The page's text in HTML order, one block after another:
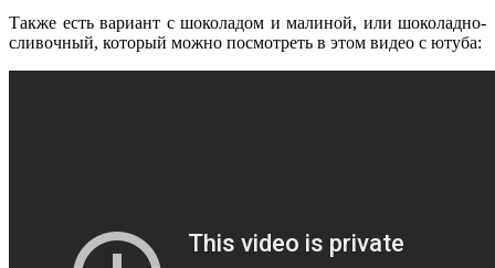
Также есть вариант с шоколадом и малиной, или шоколадно-
сливочный, который можно посмотреть в этом видео с ютуба: